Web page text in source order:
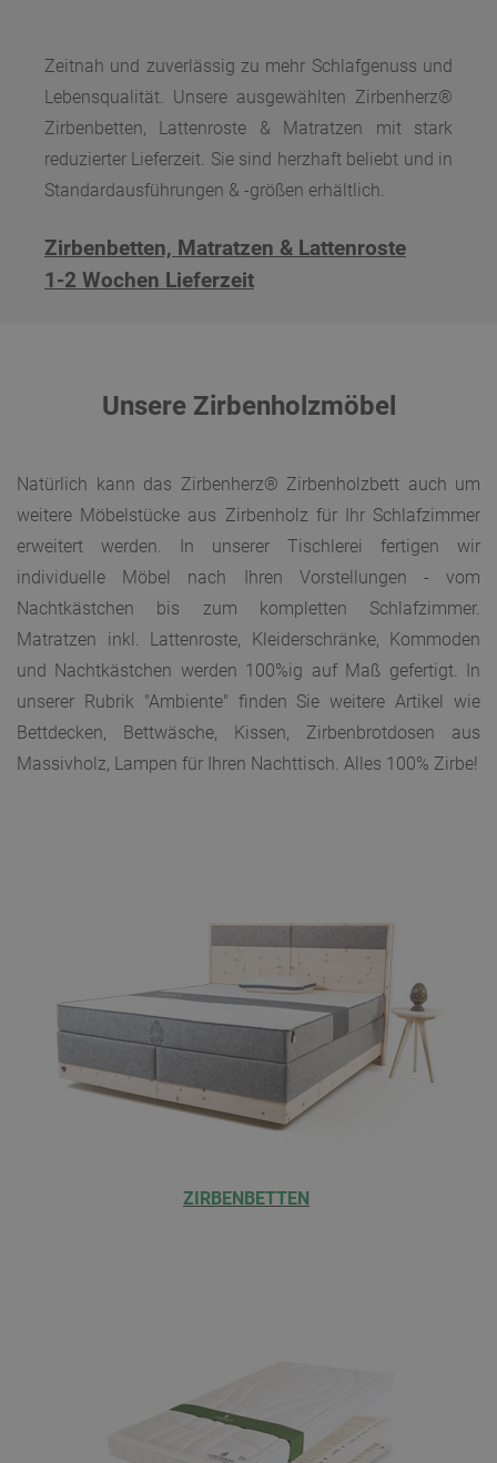
Zeitnah und zuverlässig zu mehr Schlafgenuss und
Lebensqualität. Unsere ausgewählten Zirbenherz®
Zirbenbetten, Lattenroste & Matratzen mit stark
reduzierter Lieferzeit. Sie sind herzhaft beliebt und in
Standardausführungen & -größen erhältlich.
Zirbenbetten, Matratzen & Lattenroste
1-2 Wochen Lieferzeit
Unsere Zirbenholzmöbel
Natürlich kann das Zirbenherz® Zirbenholzbett auch um
weitere Möbelstücke aus Zirbenholz für Ihr Schlafzimmer
erweitert werden. In unserer Tischlerei fertigen wir
individuelle Möbel nach Ihren Vorstellungen - vom
Nachtkästchen bis zum kompletten Schlafzimmer.
Matratzen inkl. Lattenroste, Kleiderschränke, Kommoden
und Nachtkästchen werden 100%ig auf Maß gefertigt. In
unserer Rubrik "Ambiente" finden Sie weitere Artikel wie
Bettdecken, Bettwäsche, Kissen, Zirbenbrotdosen aus
Massivholz, Lampen für Ihren Nachttisch. Alles 100% Zirbe!
ZIRBENBETTEN